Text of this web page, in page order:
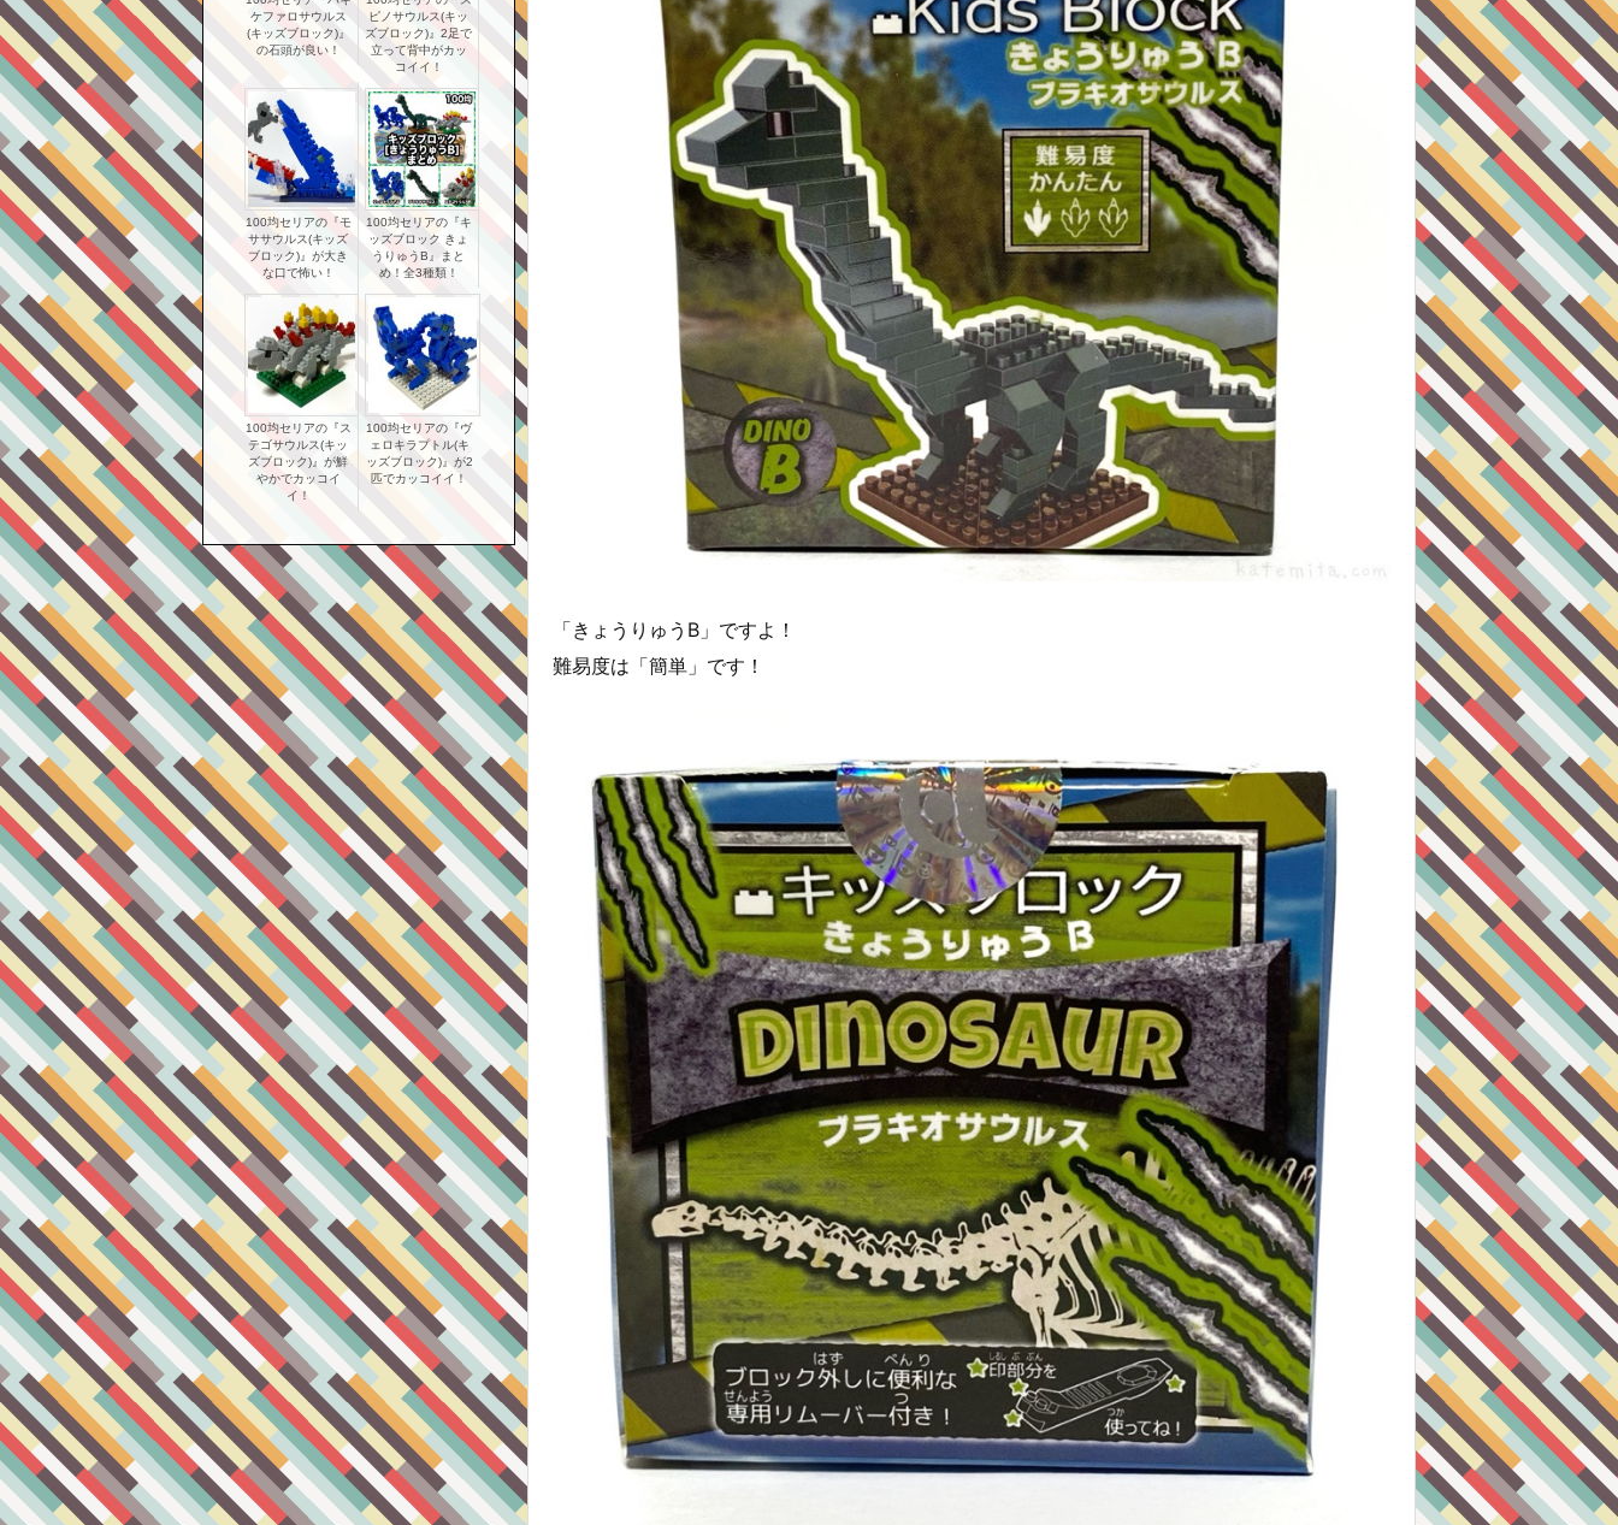
「きょうりゅうB」ですよ！
難易度は「簡単」です！
ケファロサウルス
(キッズブロック)』
の石頭が良い！
ピノサウルス(キッ
ズブロック)』2足で
立って背中がカッ
コイイ！
100均セリアの『モ
ササウルス(キッズ
ブロック)』が大き
な口で怖い！
100均セリアの『キ
ッズブロック きょ
うりゅうB』まと
め！全3種類！
100均セリアの『ス
テゴサウルス(キッ
ズブロック)』が鮮
やかでカッコイ
イ！
100均セリアの『ヴ
ェロキラプトル(キ
ッズブロック)』が2
匹でカッコイイ！